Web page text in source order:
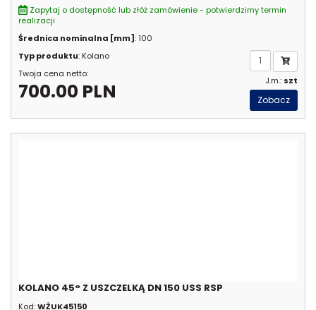
Zapytaj o dostępność lub złóż zamówienie - potwierdzimy termin
realizacji
Średnica nominalna [mm]: 100
Typ produktu: Kolano
Twoja cena netto:
700.00 PLN J.m.: szt
Zobacz
KOLANO 45° Z USZCZELKĄ DN 150 USS RSP
Kod:WŻUK45150